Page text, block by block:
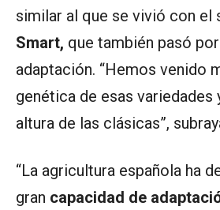
similar al que se vivió con el
Smart, que también pasó
adaptación. “Hemos venido
genética de esas variedades
altura de las clásicas”,
“La agricultura española ha
gran capacidad de